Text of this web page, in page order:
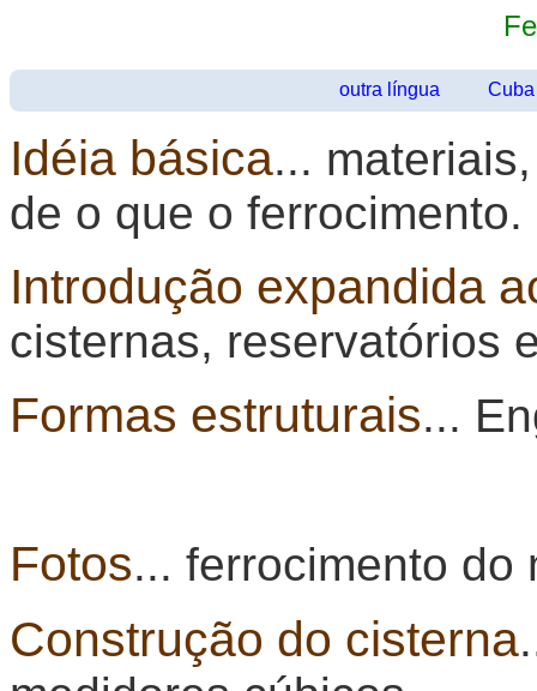
outra língua
Idéia básica...
de o que o ferrocimento.
Introdução expandida
cisternas, reservatórios
Formas estruturais...
Fotos... ferrocimento do
Construção do cisterna